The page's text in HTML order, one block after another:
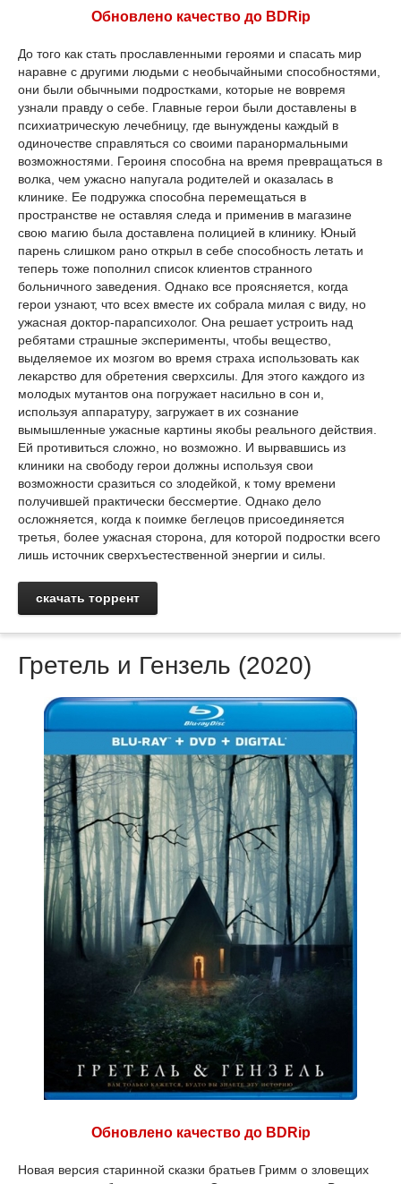
Обновлено качество до BDRip
До того как стать прославленными героями и спасать мир
наравне с другими людьми с необычайными способностями,
они были обычными подростками, которые не вовремя
узнали правду о себе. Главные герои были доставлены в
психиатрическую лечебницу, где вынуждены каждый в
одиночестве справляться со своими паранормальными
возможностями. Героиня способна на время превращаться в
волка, чем ужасно напугала родителей и оказалась в
клинике. Ее подружка способна перемещаться в
пространстве не оставляя следа и применив в магазине
свою магию была доставлена полицией в клинику. Юный
парень слишком рано открыл в себе способность летать и
теперь тоже пополнил список клиентов странного
больничного заведения. Однако все проясняется, когда
герои узнают, что всех вместе их собрала милая с виду, но
ужасная доктор-парапсихолог. Она решает устроить над
ребятами страшные эксперименты, чтобы вещество,
выделяемое их мозгом во время страха использовать как
лекарство для обретения сверхсилы. Для этого каждого из
молодых мутантов она погружает насильно в сон и,
используя аппаратуру, загружает в их сознание
вымышленные ужасные картины якобы реального действия.
Ей противиться сложно, но возможно. И вырвавшись из
клиники на свободу герои должны используя свои
возможности сразиться со злодейкой, к тому времени
получившей практически бессмертие. Однако дело
осложняется, когда к поимке беглецов присоединяется
третья, более ужасная сторона, для которой подростки всего
лишь источник сверхъестественной энергии и силы.
скачать торрент
Гретель и Гензель (2020)
Обновлено качество до BDRip
Новая версия старинной сказки братьев Гримм о зловещих